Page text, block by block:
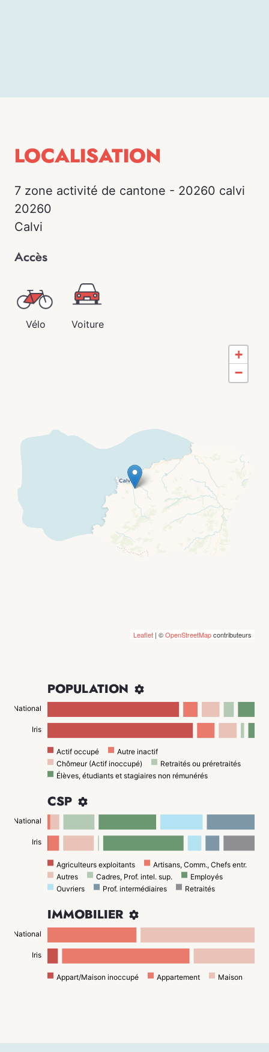
LOCALISATION
7 zone activité de cantone - 20260 calvi
20260
Calvi
Accès
Vélo Voiture
+
−
Leaflet | ©OpenStreetMapcontributeurs
POPULATION 
National
Iris
Actif occupé
Autre inactif
Chômeur (Actif inoccupé)
Retraités ou préretraités
Élèves, étudiants et stagiaires non rémunérés
CSP 
National
Iris
Agriculteurs exploitants
Artisans, Comm., Chefs entr.
Autres
Cadres, Prof. intel. sup.
Employés
Ouvriers
Prof. intermédiaires Retraités
IMMOBILIER 
National
Iris
Appart/Maison inoccupé Appartement Maison